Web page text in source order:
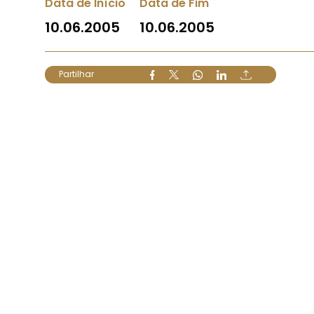
10.06.2005 10.06.2005
Partilhar